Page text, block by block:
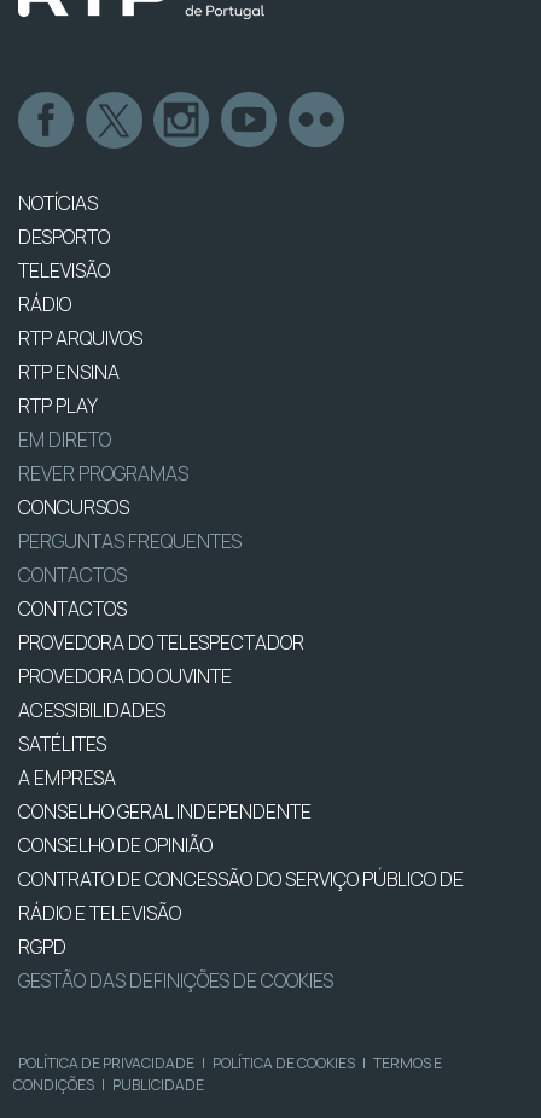
NOTÍCIAS
DESPORTO
TELEVISÃO
RÁDIO
RTP ARQUIVOS
RTP ENSINA
RTP PLAY
EM DIRETO
REVER PROGRAMAS
CONCURSOS
PERGUNTAS FREQUENTES
CONTACTOS
CONTACTOS
PROVEDORA DO TELESPECTADOR
PROVEDORA DO OUVINTE
ACESSIBILIDADES
SATÉLITES
A EMPRESA
CONSELHO GERAL INDEPENDENTE
CONSELHO DE OPINIÃO
CONTRATO DE CONCESSÃO DO SERVIÇO PÚBLICO DE
RÁDIO E TELEVISÃO
RGPD
GESTÃO DAS DEFINIÇÕES DE COOKIES
POLÍTICA DE PRIVACIDADE | POLÍTICA DE COOKIES | TERMOS E
CONDIÇÕES | PUBLICIDADE